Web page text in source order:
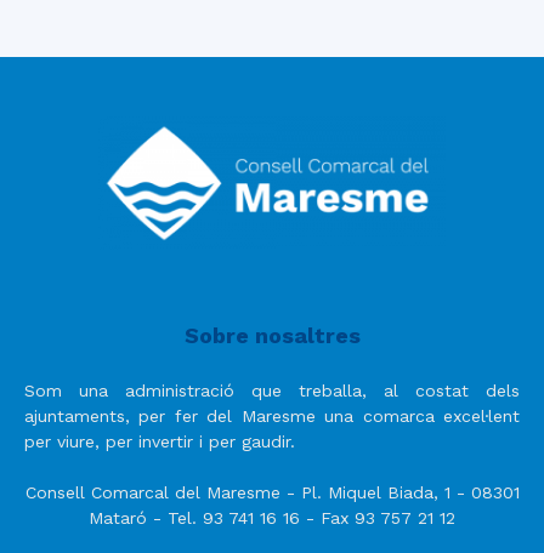
Sobre nosaltres
Som una administració que treballa, al costat dels
ajuntaments, per fer del Maresme una comarca excel·lent
per viure, per invertir i per gaudir.
Consell Comarcal del Maresme - Pl. Miquel Biada, 1 - 08301
Mataró - Tel. 93 741 16 16 - Fax 93 757 21 12